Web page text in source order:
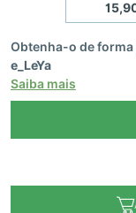
Obtenha-o de
e_LeYa
Saiba mais